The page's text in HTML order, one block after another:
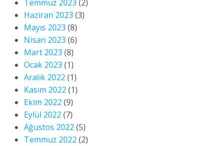
Temmuz 2023 (2)
Haziran 2023 (3)
Mayıs 2023 (8)
Nisan 2023 (6)
Mart 2023 (8)
Ocak 2023 (1)
Aralık 2022 (1)
Kasım 2022 (1)
Ekim 2022 (9)
Eylül 2022 (7)
Ağustos 2022 (5)
Temmuz 2022 (2)